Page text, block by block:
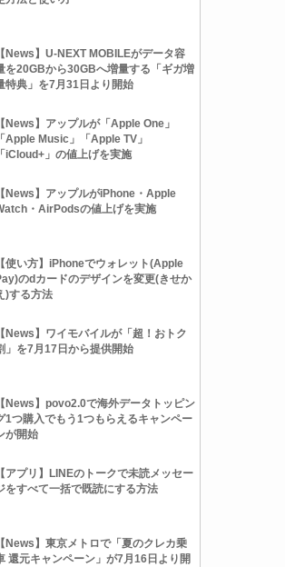
News】U-NEXT MOBILEがデータ容
を20GBから30GBへ増量する「ギガ増
特典」を7月31日より開始
News】アップルが「Apple One」
Apple Music」「Apple TV」
iCloud+」の値上げを実施
News】アップルがiPhone・Apple
・AirPodsの値上げを実施
使い方】iPhoneでウォレット(Apple
のdカードのデザインを変更(きせか
)する方法
News】ワイモバイルが「超！おトク
」を7月17日から提供開始
News】povo2.0で海外データトッピン
1つ購入でもう1つもらえるキャンペー
が開始
アプリ】LINEのトークで未読メッセー
をすべて一括で既読にする方法
News】東京メトロで「夏のクレカ乗
還元キャンペーン」が7月16日より開